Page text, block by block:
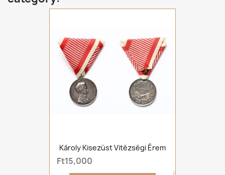
Károly Kisezüst Vitézségi Érem
Ft15,000